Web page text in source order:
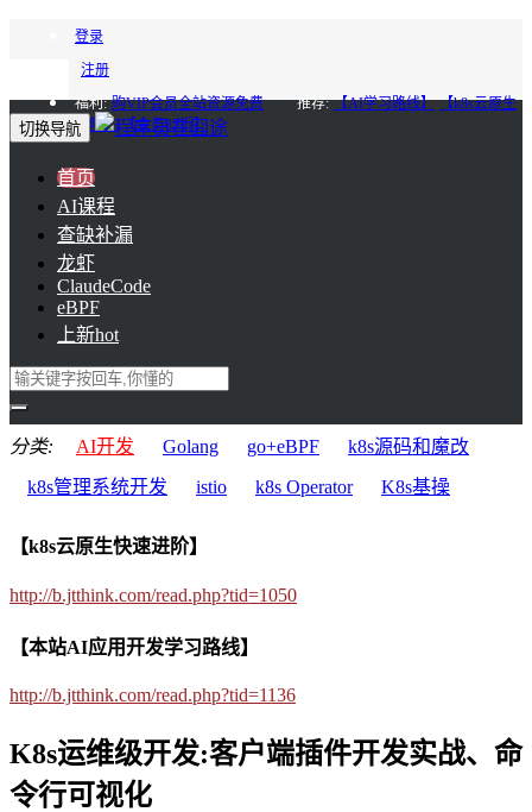
登录
注册
福利: 购VIP会员全站资源免费 推荐: 【AI学习路线】 【k8s云原生
进阶】 【会员85折】
切换导航
首页
AI课程
查缺补漏
龙虾
ClaudeCode
eBPF
上新hot
分类: AI开发 Golang go+eBPF
k8s源码和魔改
k8s管理系统开发
istio k8s Operator K8s基操
【k8s云原生快速进阶】
http://b.jtthink.com/read.php?tid=1050
【本站AI应用开发学习路线】
http://b.jtthink.com/read.php?tid=1136
K8s运维级开发:客户端插件开发实战、命
令行可视化